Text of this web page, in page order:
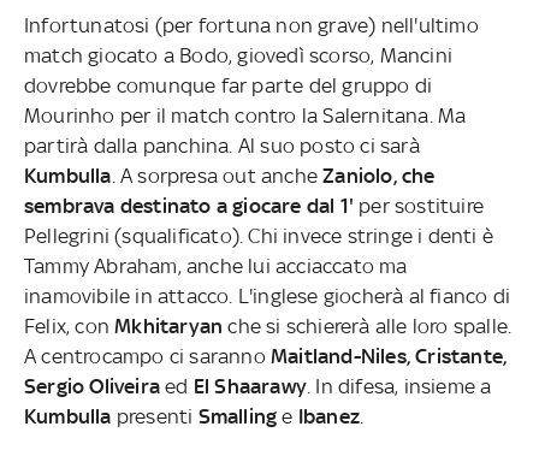
Infortunatosi (per fortuna non grave) nell'ultimo
match giocato a Bodo, giovedì scorso, Mancini
dovrebbe comunque far parte del gruppo di
Mourinho per il match contro la Salernitana. Ma
partirà dalla panchina. Al suo posto ci sarà
Kumbulla . A sorpresa out ancheZaniolo, che
sembrava destinato a giocare dal 1' per sostituire
Pellegrini (squalificato). Chi invece stringe i denti è
Tammy Abraham, anche lui acciaccato ma
inamovibile in attacco. L'inglese giocherà al fianco di
Felix, conMkhitaryanche si schiererà alle loro spalle.
A centrocampo ci saranno Maitland-Niles, Cristante,
Sergio Oliveira ed El Shaarawy . In difesa, insieme a
Kumbulla presenti Smallinge Ibanez